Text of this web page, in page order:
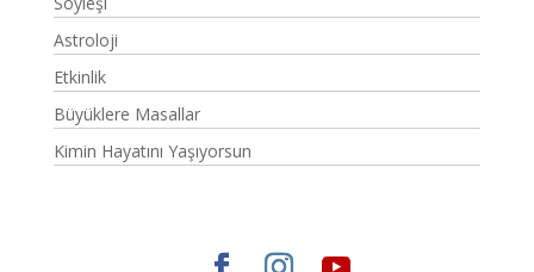
Astroloji
Etkinlik
Büyüklere Masallar
Kimin Hayatını Yaşıyorsun